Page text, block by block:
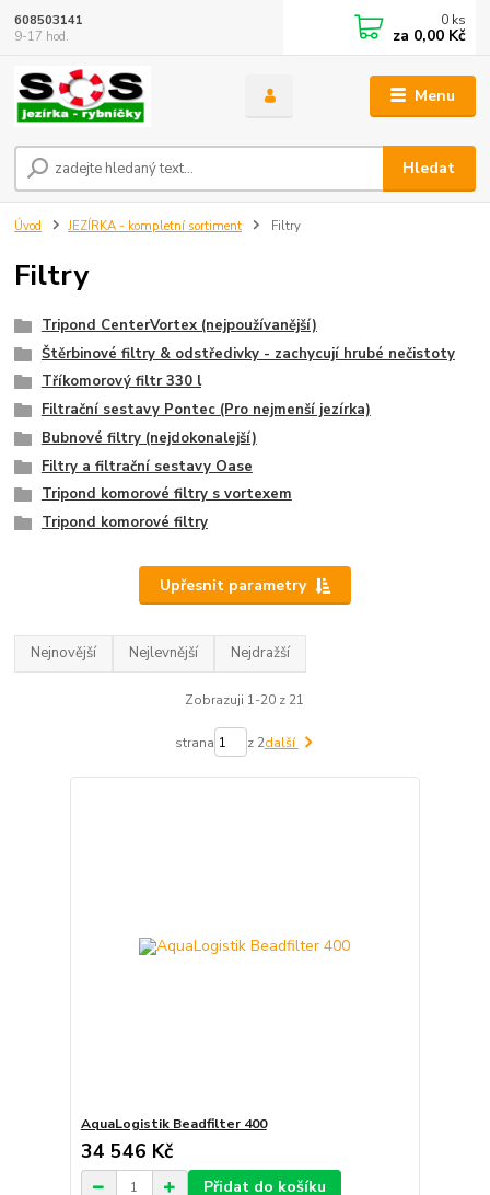
Menu
Hledat
608503141
9-17 hod.
0 ks
za 0,00 Kč
Úvod JEZÍRKA - kompletní sortiment Filtry
Filtry
Tripond CenterVortex (nejpoužívanější)
Štěrbinové filtry & odstředivky - zachycují hrubé nečistoty
Tříkomorový filtr 330 l
Filtrační sestavy Pontec (Pro nejmenší jezírka)
Bubnové filtry (nejdokonalejší)
Filtry a filtrační sestavy Oase
Tripond komorové filtry s vortexem
Tripond komorové filtry
Upřesnit parametry
Nejnovější Nejlevnější Nejdražší
Zobrazuji 1-20 z 21
strana z 2další
AquaLogistik Beadfilter 400
34 546 Kč
Přidat do košíku